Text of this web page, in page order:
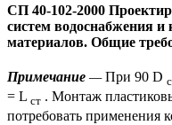
СП 40-102-2000
систем водоснабжения
материалов. Общие
Примечание —При 90 D
= L ст . Монтаж
потребовать применения